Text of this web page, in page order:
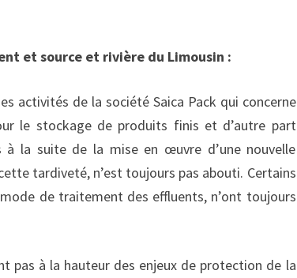
et source et rivière du Limousin :
activités de la société Saica Pack qui concerne
le stockage de produits finis et d’autre part
à la suite de la mise en œuvre d’une nouvelle
tardiveté, n’est toujours pas abouti. Certains
de traitement des effluents, n’ont toujours
pas à la hauteur des enjeux de protection de la